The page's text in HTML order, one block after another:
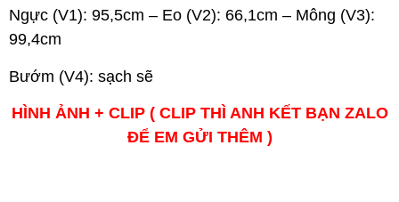
Ngực (V1): 95,5cm – Eo (V2): 66,1cm – Mông (V3):
99,4cm
Bướm (V4): sạch sẽ
HÌNH ẢNH + CLIP ( CLIP THÌ ANH KẾT BẠN ZALO
ĐỂ EM GỬI THÊM )